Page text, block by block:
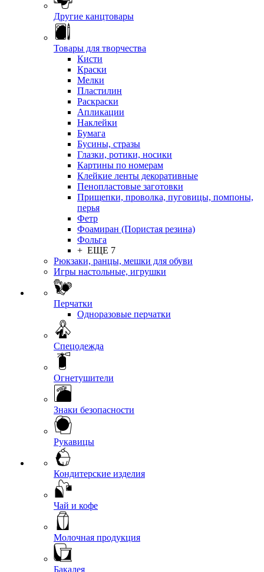
Другие канцтовары
Товары для творчества
Кисти
Краски
Мелки
Пластилин
Раскраски
Апликации
Наклейки
Бумага
Бусины, стразы
Глазки, ротики, носики
Картины по номерам
Клейкие ленты декоративные
Пенопластовые заготовки
Прищепки, проволка, пуговицы, помпоны,
перья
Фетр
Фоамиран (Пористая резина)
Фольга
+ ЕЩЕ 7
Рюкзаки, ранцы, мешки для обуви
Игры настольные, игрушки
Перчатки
Одноразовые перчатки
Спецодежда
Огнетушители
Знаки безопасности
Рукавицы
Кондитерские изделия
Чай и кофе
Молочная продукция
Бакалея